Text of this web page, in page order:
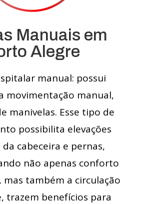
Manuais em
Alegre
manual: possui
movimentação manual,
manivelas. Esse tipo de
possibilita elevações
da cabeceira e pernas,
não apenas conforto
mas também a circulação
trazem benefícios para